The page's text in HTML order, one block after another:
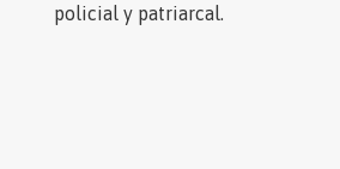
policial y patriarcal.